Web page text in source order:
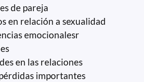
de pareja
en relación a sexualidad
emocionalesr
en las relaciones
importantes